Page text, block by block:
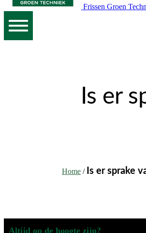
Frissen Groen
Is er
Home / Is er sprake
Altijd op de hoogte zijn?